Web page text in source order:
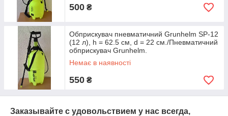
500 ₴
Обприскувач пневматичний Grunhelm SP-12
(12 л), h = 62.5 см, d = 22 см./Пневматичний
обприскувач Grunhelm.
Немає в наявності
550 ₴
Заказывайте с удовольствием у нас всегда,